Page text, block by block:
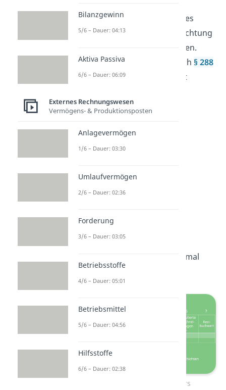
Anlagenspiegel im Rahmen des
Jahresabschlusses zur Beobachtung
des Anlagevermögens erstellen.
Kleine KGs sind hingegen nach§ 288
Abs. 1 HGBvon dieser Pflicht
Aufbau des
Anlagengitters
Schauen wir uns doch direkt mal
denAufbauan:
Aufbau des Anlagengitters
Bilanzgewinn
5/6 – Dauer: 04:13
Aktiva Passiva
6/6 – Dauer: 06:09
Externes Rechnungswesen
Vermögens- & Produktionsposten
Anlagevermögen
1/6 – Dauer: 03:30
Umlaufvermögen
2/6 – Dauer: 02:36
Forderung
3/6 – Dauer: 03:05
Betriebsstoffe
4/6 – Dauer: 05:01
Betriebsmittel
5/6 – Dauer: 04:56
Hilfsstoffe
6/6 – Dauer: 02:38